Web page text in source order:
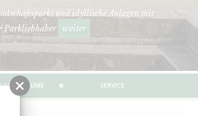
und idyllische Anlagen mit
Parkliebhaber weiter
SERVICE